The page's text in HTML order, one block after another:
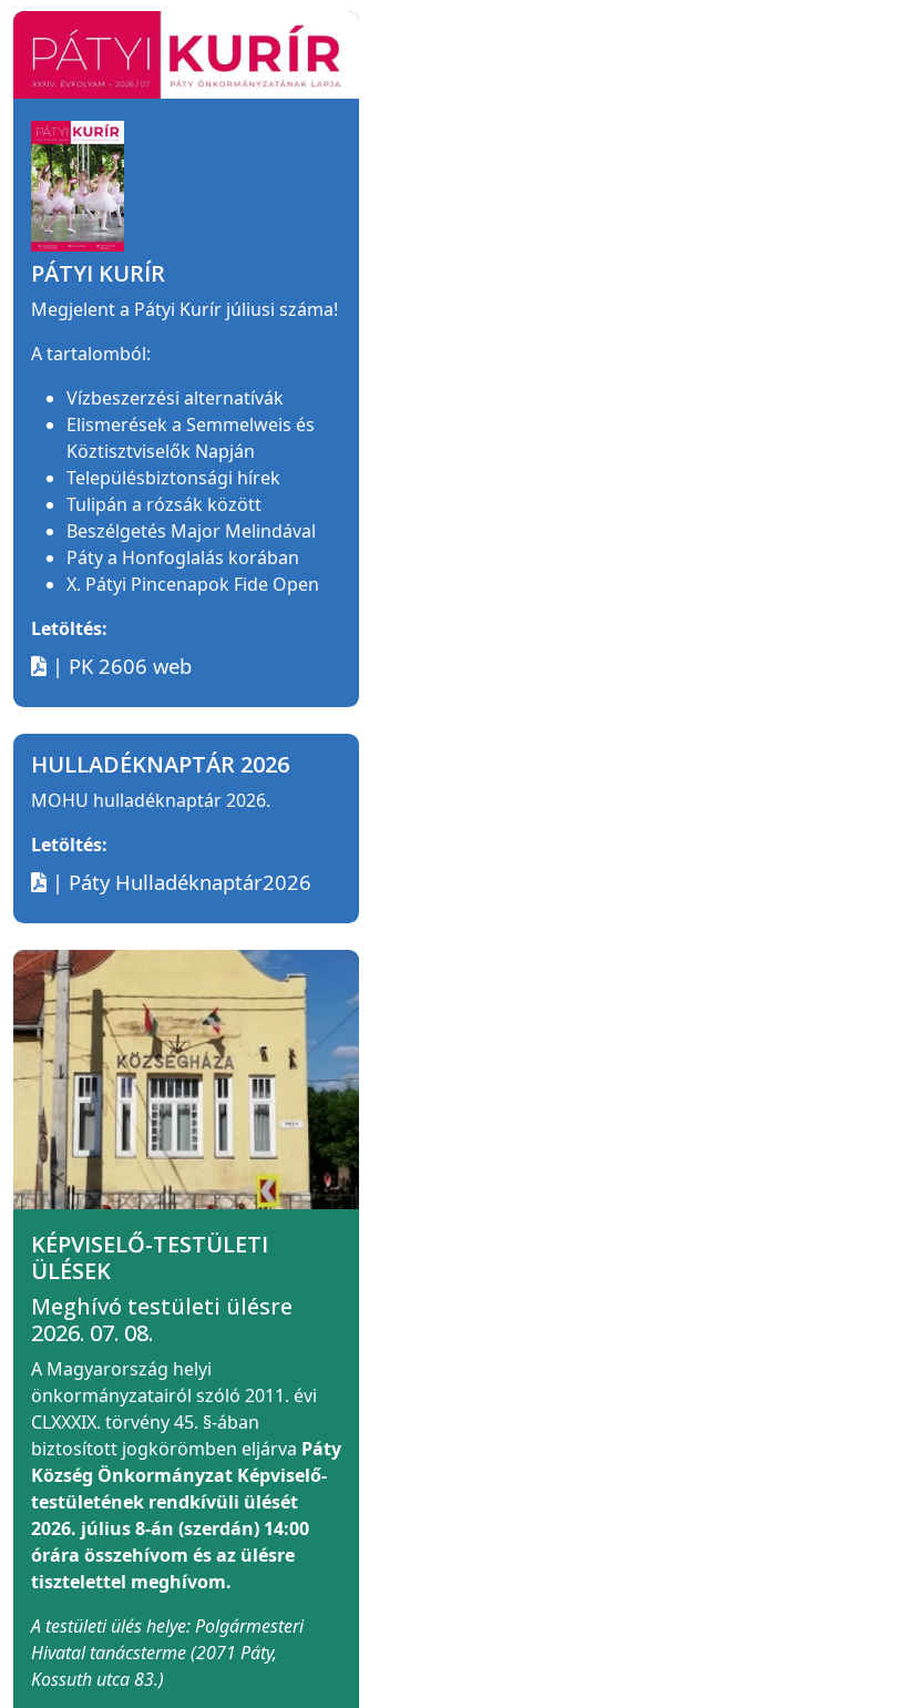
PÁTYI KURÍR
Megjelent a Pátyi Kurír júliusi száma!
A tartalomból:
Vízbeszerzési alternatívák
Elismerések a Semmelweis és
Köztisztviselők Napján
Településbiztonsági hírek
Tulipán a rózsák között
Beszélgetés Major Melindával
Páty a Honfoglalás korában
X. Pátyi Pincenapok Fide Open
Letöltés:
| PK 2606 web
HULLADÉKNAPTÁR 2026
MOHU hulladéknaptár 2026.
Letöltés:
| Páty Hulladéknaptár2026
KÉPVISELŐ-TESTÜLETI
ÜLÉSEK
Meghívó testületi ülésre
2026. 07. 08.
A Magyarország helyi
önkormányzatairól szóló 2011. évi
CLXXXIX. törvény 45. §-ában
biztosított jogkörömben eljárva Páty
Község Önkormányzat Képviselő-
testületének rendkívüli ülését
2026. július 8-án (szerdán) 14:00
órára összehívom és az ülésre
tisztelettel meghívom.
A testületi ülés helye: Polgármesteri
Hivatal tanácsterme (2071 Páty,
Kossuth utca 83.)